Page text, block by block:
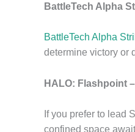
BattleTech Alpha
BattleTech Alpha
determine victory or
HALO: Flashpoint
If you prefer to lead
confined space